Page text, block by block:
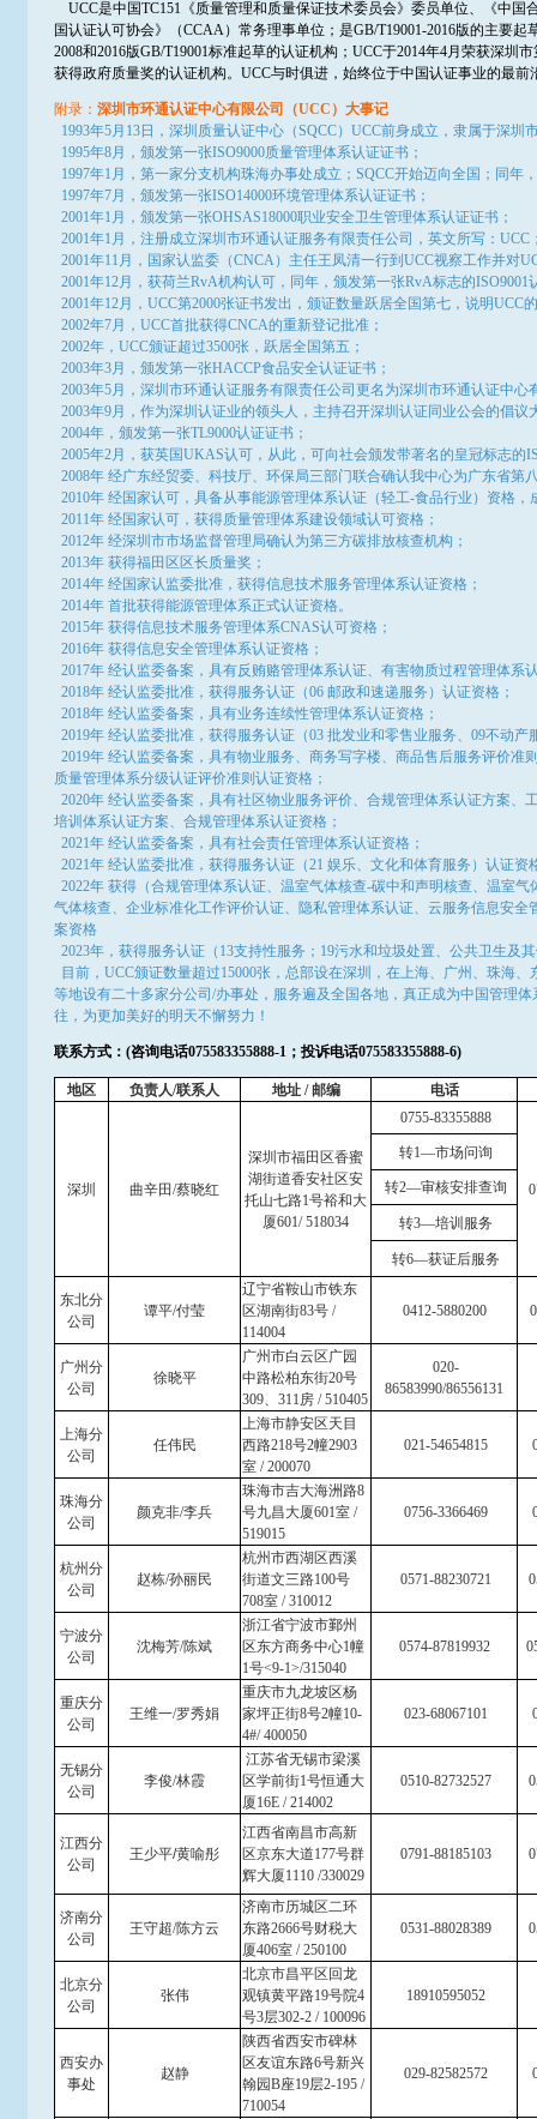
UCC是中国TC151《质量管理和质量保证技术委员会》委员单位、《中国
国认证认可协会》（CCAA）常务理事单位；是GB/T19001-2016版的主要
2008和2016版GB/T19001标准起草的认证机构；UCC于2014年4月荣获深圳
获得政府质量奖的认证机构。UCC与时俱进，始终位于中国认证事业的最
附录： 深圳市环通认证中心有限公司（UCC ）大事记
1993年5月 13日，深圳质量认证中心（SQCC） UCC前身成立，隶属于深圳
1995年8月，颁发第一张ISO9000质量管理体系认证证书；
1997年1 月，第一家分支机构珠海办事处成立； SQCC开始迈向全国；同年
1997年7月，颁发第一张ISO14000环境管理体系认证证书；
2001年1 月，颁发第一张OHSAS18000职业安全卫生管理体系认证证书；
2001年1 月，注册成立深圳市环通认证服务有限责任公司，英文所写： UCC
2001年11 月，国家认监委（CNCA）主任王凤清一行到 UCC视察工作并对
2001年12月，获荷兰RvA机构认可，同年，颁发第一张RvA标志的ISO9001
2001年12月， UCC第2000张证书发出，颁证数量跃居全国第七，说明UCC
2002年7月， UCC首批获得CNCA的重新登记批准；
2002年， UCC颁证超过3500张，跃居全国第五；
2003年3月，颁发第一张HACCP食品安全认证证书；
2003年5月，深圳市环通认证服务有限责任公司更名为深圳市环通认证中心
2003年9月，作为深圳认证业的领头人，主持召开深圳认证同业公会的倡
2004年，颁发第一张TL9000认证证书；
2005年2月，获英国UKAS认可，从此，可向社会颁发带著名的皇冠标志的
2008年 经广东经贸委、科技厅、环保局三部门联合确认我中心为广东省第
2010年 经国家认可，具备从事能源管理体系认证（轻工-食品行业）资格
2011年 经国家认可，获得质量管理体系建设领域认可资格；
2012年 经深圳市市场监督管理局确认为第三方碳排放核查机构；
2013年 获得福田区区长质量奖；
2014年 经国家认监委批准，获得信息技术服务管理体系认证资格；
2014年 首批获得能源管理体系正式认证资格。
2015年 获得信息技术服务管理体系CNAS认可资格；
2016年 获得信息安全管理体系认证资格；
2017年 经认监委备案，具有反贿赂管理体系认证、有害物质过程管理体系
2018年 经认监委批准，获得服务认证（06 邮政和速递服务）认证资格；
2018年 经认监委备案，具有业务连续性管理体系认证资格；
2019年 经认监委批准，获得服务认证（03 批发业和零售业服务、09不动产
2019年 经认监委备案，具有物业服务、商务写字楼、商品售后服务评价准
质量管理体系分级认证评价准则认证资格；
2020年 经认监委备案，具有社区物业服务评价、合规管理体系认证方案
培训体系认证方案、合规管理体系认证资格；
2021年 经认监委备案，具有社会责任管理体系认证资格；
2021年 经认监委批准，获得服务认证（21 娱乐、文化和体育服务）认证资
2022年 获得（合规管理体系认证、温室气体核查-碳中和声明核查、温室
气体核查、企业标准化工作评价认证、隐私管理体系认证、云服务信息安
案资格
2023年，获得服务认证（13支持性服务；19污水和垃圾处置、公共卫生及
目前，UCC颁证数量超过15000张，总部设在深圳，在上海、广州、珠海
等地设有二十多家分公司/办事处，服务遍及全国各地，真正成为中国管理
往，为更加美好的明天不懈努力！
联系方式：(咨询电话075583355888-1；投诉电话075583355888-6)
地区 负责人/联系人 地址 / 邮编 电话
深圳 曲辛田/蔡晓红
深圳市福田区香蜜
湖街道香安社区安
托山七路1号裕和大
厦601/ 518034
0755-83355888
转1—市场问询
转2—审核安排查询
转3—培训服务
转6—获证后服务
东北分
公司
谭平/付莹
辽宁省鞍山市铁东
区湖南街83号 /
114004
0412-5880200
广州分
公司
徐晓平
广州市白云区广园
中路松柏东街20号
309、311房 / 510405
020-
86583990/86556131
上海分
公司
任伟民
上海市静安区天目
西路218号2幢2903
室 / 200070
021-54654815
珠海分
公司
颜克非/李兵
珠海市吉大海洲路8
号九昌大厦601室 /
519015
0756-3366469
杭州分
公司
赵栋/孙丽民
杭州市西湖区西溪
街道文三路100号
708室 / 310012
0571-88230721
宁波分
公司
沈梅芳/陈斌
浙江省宁波市鄞州
区东方商务中心1幢
1号<9-1>/315040
0574-87819932
重庆分
公司
王维一/罗秀娟
重庆市九龙坡区杨
家坪正街8号2幢10-
4#/ 400050
023-68067101
无锡分
公司
李俊/林霞
江苏省无锡市梁溪
区学前街1号恒通大
厦16E / 214002
0510-82732527
江西分
公司
王少平/黄喻彤
江西省南昌市高新
区京东大道177号群
辉大厦1110 /330029
0791-88185103
济南分
公司
王守超/陈方云
济南市历城区二环
东路2666号财税大
厦406室 / 250100
0531-88028389
北京分
公司
张伟
北京市昌平区回龙
观镇黄平路19号院4
号3层302-2 / 100096
18910595052
西安办
事处
赵静
陕西省西安市碑林
区友谊东路6号新兴
翰园B座19层2-195 /
710054
029-82582572